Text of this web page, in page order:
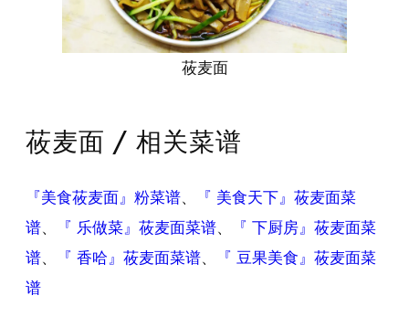
莜麦面
莜麦面 / 相关菜谱
『美食莜麦面』粉菜谱、
『 美食天下』莜麦面菜
谱、 『 乐做菜』莜麦面菜谱、
『 下厨房』莜麦面菜
谱、 『 香哈』莜麦面菜谱、
『 豆果美食』莜麦面菜
谱